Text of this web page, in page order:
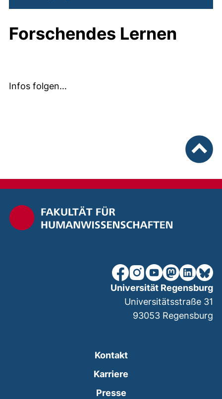
Forschendes Lernen
Infos folgen…
unsere Facebook-Seite
unsere Instagram-
unsere YouTube-
unsereunsere
Kontakt
Karriere
Presse
Universität Regensburg
Universitätsstraße 31
93053 Regensburg